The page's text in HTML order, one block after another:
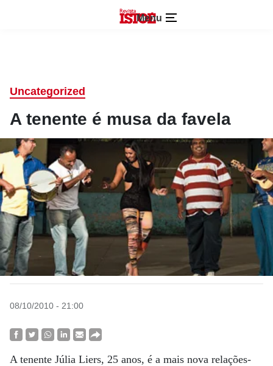
Menu
Uncategorized
A tenente é musa da favela
08/10/2010 - 21:00
A tenente Júlia Liers, 25 anos, é a mais nova relações-